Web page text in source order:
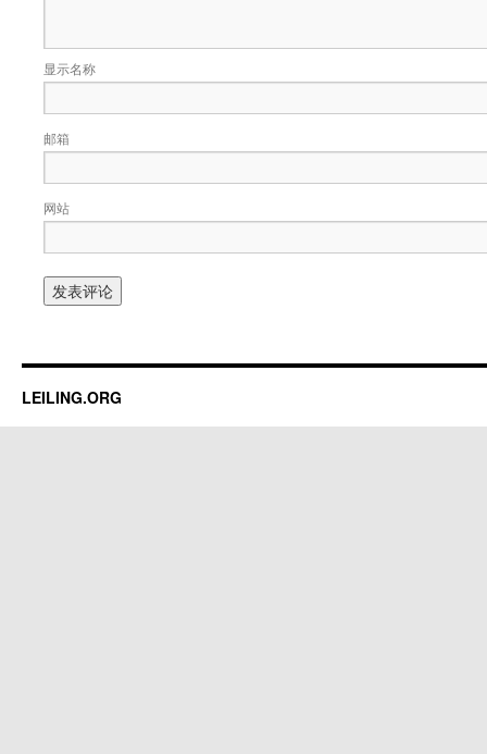
显示名称
邮箱
网站
LEILING.ORG